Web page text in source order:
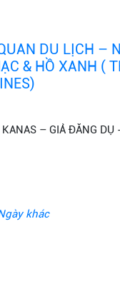
DU LỊCH –
& HỒ XANH (
– GIẢ ĐĂNG
khác